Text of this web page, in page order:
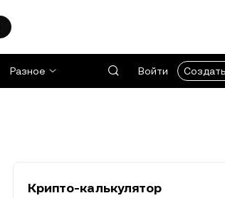
Разное Войти
Крипто-калькулятор